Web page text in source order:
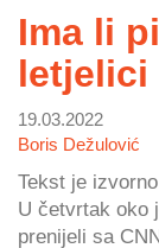
Ima li
letjelici
19.03.2022
Boris Dežulović
Tekst je
U četvrtak oko
prenijeli sa